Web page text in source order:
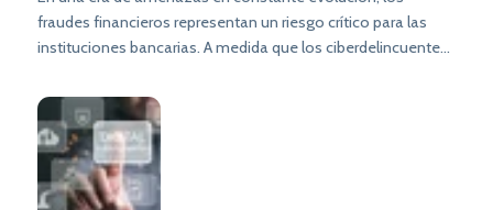
fraudes financieros representan un riesgo crítico para las
instituciones bancarias. A medida que los ciberdelincuentes
financieras en Latinoamérica necesitan estrategias
avanzadas que combinen inteligencia artificial,
automatización y cumplimiento normativo. Con la
plataforma SecureJourney de Topaz, las entidades pueden
anticipar ataques, detectar anomalías en tiempo real y